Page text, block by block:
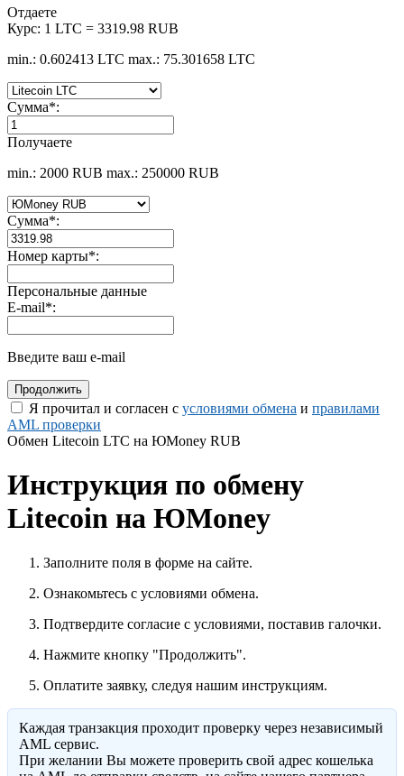
Отдаете
Курс: 1 LTC = 3319.98 RUB
min.: 0.602413 LTC max.: 75.301658 LTC
Сумма*:
Получаете
min.: 2000 RUB max.: 250000 RUB
Сумма*:
Номер карты*:
Персональные данные
E-mail*:
Введите ваш e-mail
Я прочитал и согласен с условиями обмена и правилами
AML проверки
Обмен Litecoin LTC на ЮMoney RUB
Инструкция по обмену
Litecoin на ЮMoney
Заполните поля в форме на сайте.
Ознакомьтесь с условиями обмена.
Подтвердите согласие с условиями, поставив галочки.
Нажмите кнопку "Продолжить".
Оплатите заявку, следуя нашим инструкциям.
Каждая транзакция проходит проверку через независимый
AML сервис.
При желании Вы можете проверить свой адрес кошелька